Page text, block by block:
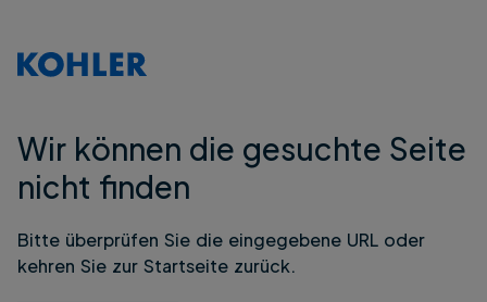
Wir können die gesuchte Seite
nicht finden
Bitte überprüfen Sie die eingegebene URL oder
kehren Sie zur Startseite zurück.